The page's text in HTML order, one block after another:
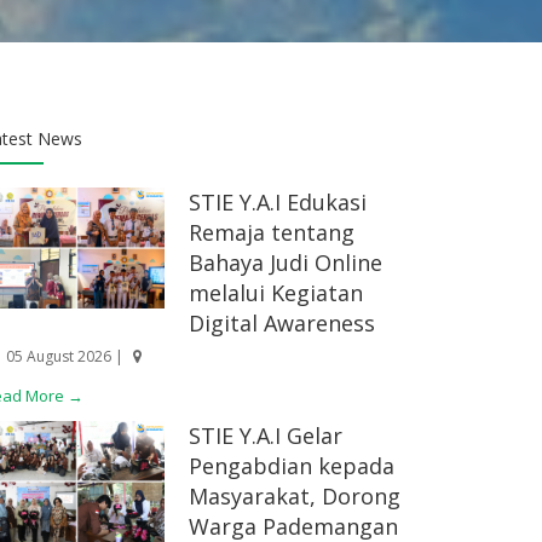
News
STIE Y.A.I Edukasi
Remaja tentang
Bahaya Judi Online
melalui Kegiatan
Digital Awareness
05 August 2026 |
More →
STIE Y.A.I Gelar
Pengabdian kepada
Masyarakat, Dorong
Warga Pademangan